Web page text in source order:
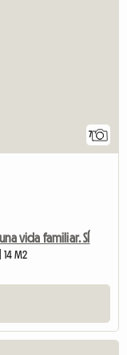
7
vida familiar. SÍ
M2